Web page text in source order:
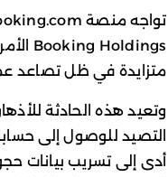
متزايدة في ظل تصاعد
التصيد للوصول إلى